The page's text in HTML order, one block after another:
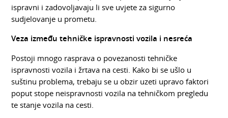
ispravni i zadovoljavaju li sve uvjete za sigurno
sudjelovanje u prometu.
Veza između tehničke ispravnosti vozila i nesreća
Postoji mnogo rasprava o povezanosti tehničke
ispravnosti vozila i žrtava na cesti. Kako bi se ušlo u
suštinu problema, trebaju se u obzir uzeti upravo faktori
poput stope neispravnosti vozila na tehničkom pregledu
te stanje vozila na cesti.